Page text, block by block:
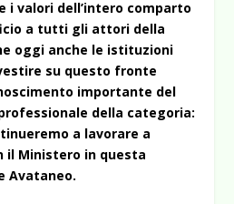
i valori dell’intero comparto
a tutti gli attori della
oggi anche le istituzioni
su questo fronte
importante del
della categoria:
a lavorare a
Ministero in questa
Avataneo.